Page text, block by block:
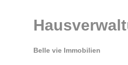
Belle vie Immobilien